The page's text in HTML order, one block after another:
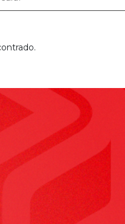
fechamento e
Alta
Conheça o produto
Gratuita